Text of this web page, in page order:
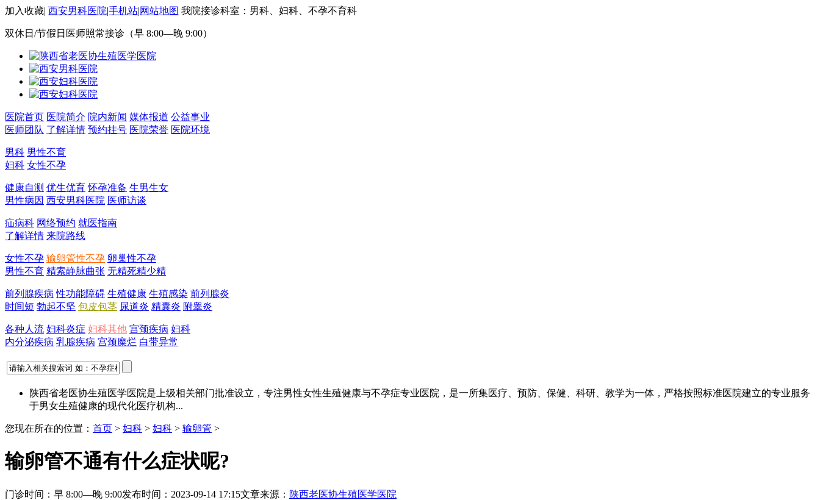
加入收藏| 西安男科医院|手机站|网站地图 我院接诊科室：男科、妇科、不孕不育科
双休日/节假日医师照常接诊（早 8:00—晚 9:00）
医院首页 医院简介 院内新闻 媒体报道 公益事业
医师团队 了解详情 预约挂号 医院荣誉 医院环境
男科 男性不育
妇科 女性不孕
健康自测 优生优育 怀孕准备 生男生女
男性病因 西安男科医院 医师访谈
疝病科 网络预约 就医指南
了解详情 来院路线
女性不孕 输卵管性不孕 卵巢性不孕
男性不育 精索静脉曲张 无精死精少精
前列腺疾病 性功能障碍 生殖健康 生殖感染 前列腺炎
时间短 勃起不坚 包皮包茎 尿道炎 精囊炎 附睾炎
各种人流 妇科炎症 妇科其他 宫颈疾病 妇科
内分泌疾病 乳腺疾病 宫颈糜烂 白带异常
陕西省老医协生殖医学医院是上级相关部门批准设立，专注男性女性生殖健康与不孕症专业医院，是一所集医疗、预防、保健、科研、教学为一体，严格按照标准医院建立的专业服务
于男女生殖健康的现代化医疗机构...
您现在所在的位置： 首页 > 妇科 > 妇科 > 输卵管 >
输卵管不通有什么症状呢?
门诊时间：早 8:00—晚 9:00发布时间：2023-09-14 17:15文章来源： 陕西老医协生殖医学医院